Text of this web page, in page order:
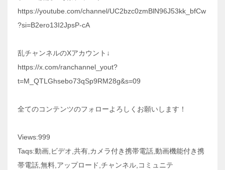
https://youtube.com/channel/UC2bzc0zmBlN96J53kk_bfCw
?si=B2ero13I2JpsP-cA
乱チャンネルのXアカウント↓
https://x.com/ranchannel_yout?
t=M_QTLGhsebo73qSp9RM28g&s=09
全てのコンテンツのフォローよろしくお願いします！
Views:999
Taqs:動画,ビデオ,共有,カメラ付き携帯電話,動画機能付き携
帯電話,無料,アップロード,チャンネル,コミュニテ